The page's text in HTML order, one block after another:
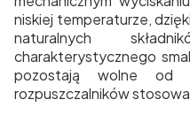
niskiej temperaturze,
naturalnych
charakterystycznego
pozostają wolne od
rozpuszczalników